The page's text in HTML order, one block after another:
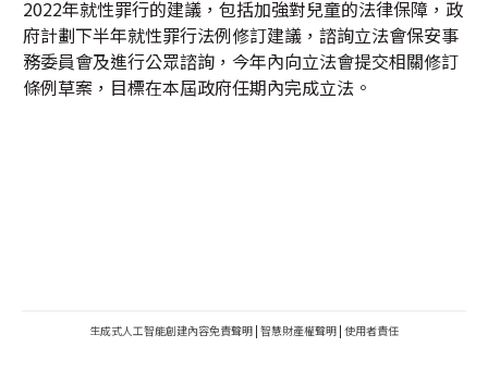
2022年就性罪行的建議，包括加強對兒童的法律保障，政
府計劃下半年就性罪行法例修訂建議，諮詢立法會保安事
務委員會及進行公眾諮詢，今年內向立法會提交相關修訂
條例草案，目標在本屆政府任期內完成立法。
生成式人工智能創建內容免責聲明 | 智慧財產權聲明 | 使用者責任